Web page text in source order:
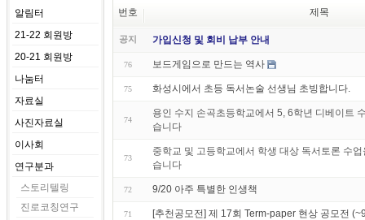
알림터
21-22 회원방
20-21 회원방
나눔터
자료실
사진자료실
이사회
연구분과
스토리텔링
진로코칭연구
번호 제목
공지 가입신청 및 회비 납부 안내
76 보드게임으로 만드는 역사
75 화성시에서 초등 독서논술 선생님 초빙합니다.
74
용인 수지 손곡초등학교에서 5, 6학년 디베이트
습니다
73
중학교 및 고등학교에서 학생 대상 독서토론 수
습니다
72 9/20 아주 특별한 인생책
71 [추천공모전] 제 17회 Term-paper 현상 공모전